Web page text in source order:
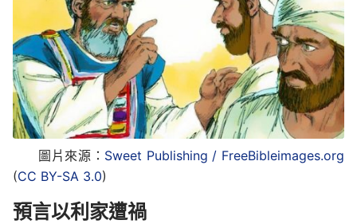
圖片來源： Sweet Publishing / FreeBibleimages.org
(CC BY-SA 3.0)
預言以利家遭禍